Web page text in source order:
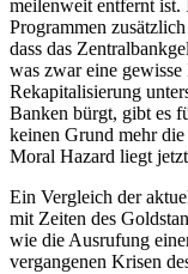
meilenweit entfernt ist.
Programmen
dass das
was zwar eine
Rekapitalisierung
Banken bürgt, gibt es
keinen Grund mehr
Moral Hazard liegt
Ein Vergleich der
mit Zeiten des
wie die Ausrufung
vergangenen Krisen